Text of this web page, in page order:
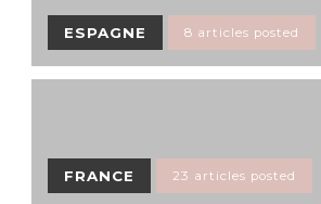
ESPAGNE 8 articles posted
FRANCE 23 articles posted